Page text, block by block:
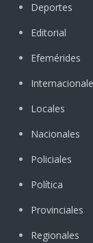
Deportes
Editorial
Efemérides
Locales
Nacionales
Policiales
Política
Provinciales
Regionales